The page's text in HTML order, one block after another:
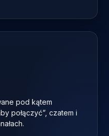
pod kątem
połączyć”, czatem i